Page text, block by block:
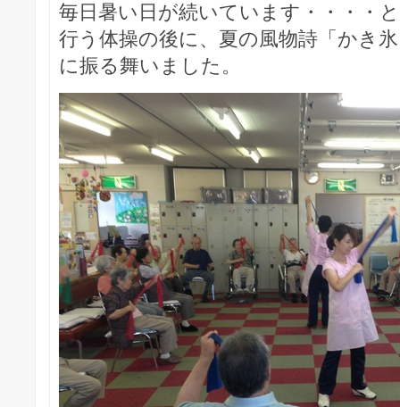
毎日暑い日が続いています・・・・
行う体操の後に、夏の風物詩「かき
に振る舞いました。